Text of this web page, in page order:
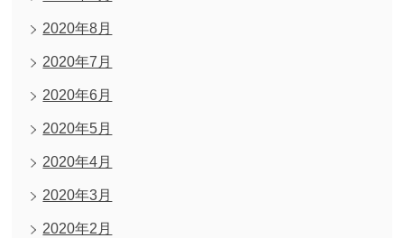
2020年8月
2020年7月
2020年6月
2020年5月
2020年4月
2020年3月
2020年2月